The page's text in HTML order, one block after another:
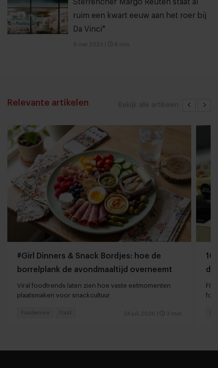
Sterrenchef Margo Reuten staat al
ruim een kwart eeuw aan het roer bij
Da Vinci*
9 mei 2023 8 min
Bekijk alle artikelen
Relevante artikelen
#Girl Dinners & Snack Bordjes: hoe de
borrelplank de avondmaaltijd overneemt
Viral foodtrends laten zien hoe vaste eetmomenten
plaatsmaken voor snackcultuur
24 juli 2026 3 min
Foodservice Food
10